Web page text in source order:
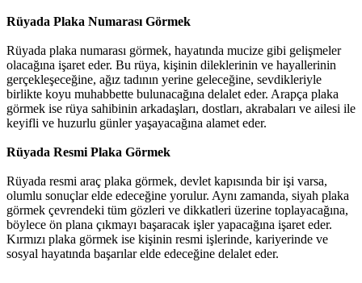
Rüyada Plaka Numarası Görmek
Rüyada plaka numarası görmek, hayatında mucize gibi gelişmeler
olacağına işaret eder. Bu rüya, kişinin dileklerinin ve hayallerinin
gerçekleşeceğine, ağız tadının yerine geleceğine, sevdikleriyle
birlikte koyu muhabbette bulunacağına delalet eder. Arapça plaka
görmek ise rüya sahibinin arkadaşları, dostları, akrabaları ve ailesi ile
keyifli ve huzurlu günler yaşayacağına alamet eder.
Rüyada Resmi Plaka Görmek
Rüyada resmi araç plaka görmek, devlet kapısında bir işi varsa,
olumlu sonuçlar elde edeceğine yorulur. Aynı zamanda, siyah plaka
görmek çevrendeki tüm gözleri ve dikkatleri üzerine toplayacağına,
böylece ön plana çıkmayı başaracak işler yapacağına işaret eder.
Kırmızı plaka görmek ise kişinin resmi işlerinde, kariyerinde ve
sosyal hayatında başarılar elde edeceğine delalet eder.